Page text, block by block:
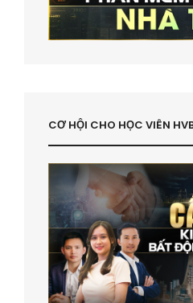
CƠ HỘI CHO HỌC VIÊN